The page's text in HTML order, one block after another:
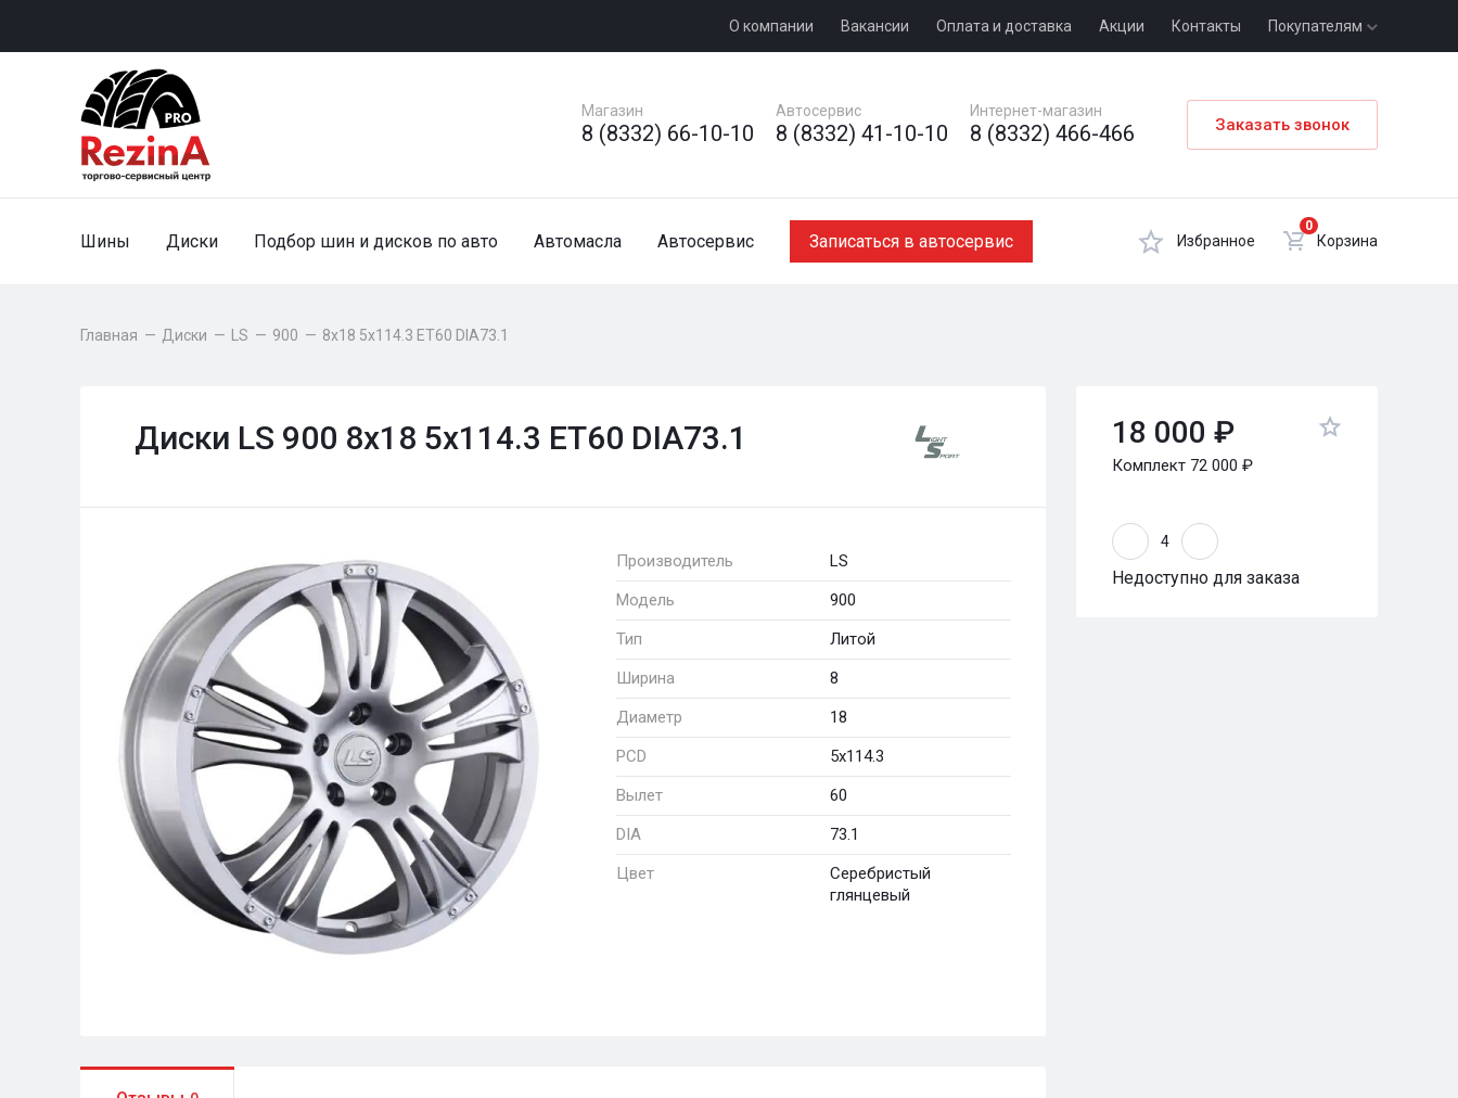
О компании Вакансии Оплата и доставка Акции Контакты Покупателям
Магазин
8 (8332) 66-10-10
Автосервис
8 (8332) 41-10-10
Интернет-магазин
8 (8332) 466-466 Заказать звонок
Шины Диски Подбор шин и дисков по авто Автомасла Автосервис Записаться в автосервис Избранное
0
Корзина
Главная — Диски — LS — 900 — 8x18 5x114.3 ET60 DIA73.1
Диски LS 900 8x18 5x114.3 ET60 DIA73.1
Производитель
LS
Модель
900
Тип
Литой
Ширина
8
Диаметр
18
PCD
5x114.3
Вылет
60
DIA
73.1
Цвет
Серебристый
глянцевый
18 000 ₽
Комплект 72 000 ₽
Недоступно для заказа